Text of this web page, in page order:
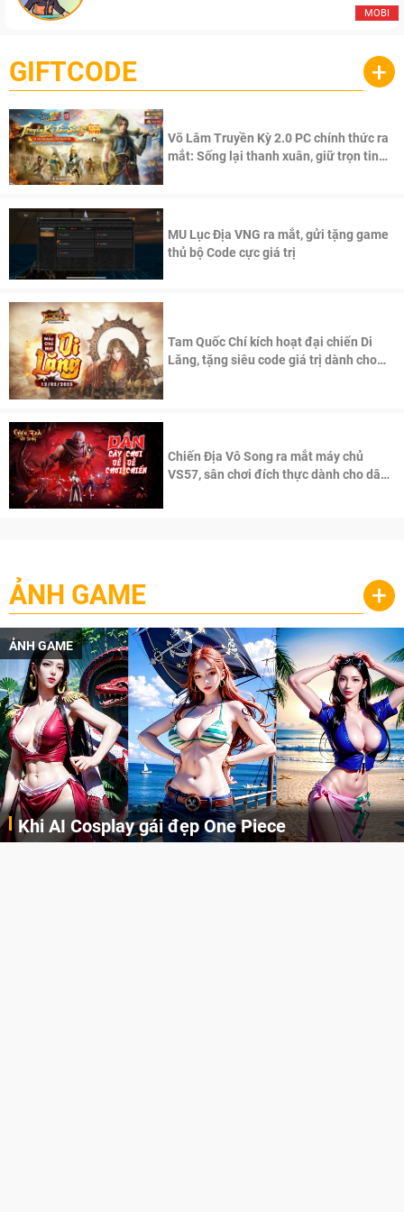
MOBI
GIFTCODE +
Võ Lâm Truyền Kỳ 2.0 PC chính thức ra
mắt: Sống lại thanh xuân, giữ trọn tinh
MU Lục Địa VNG ra mắt, gửi tặng game
thủ bộ Code cực giá trị
Tam Quốc Chí kích hoạt đại chiến Di
Lăng, tặng siêu code giá trị dành cho
Chiến Địa Vô Song ra mắt máy chủ
VS57, sân chơi đích thực dành cho dân
ẢNH GAME +
ẢNH GAME
Khi AI Cosplay gái đẹp One Piece